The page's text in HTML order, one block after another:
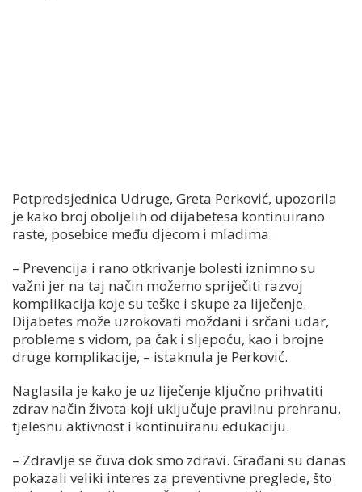
Potpredsjednica Udruge, Greta Perković, upozorila
je kako broj oboljelih od dijabetesa kontinuirano
raste, posebice među djecom i mladima.
– Prevencija i rano otkrivanje bolesti iznimno su
važni jer na taj način možemo spriječiti razvoj
komplikacija koje su teške i skupe za liječenje.
Dijabetes može uzrokovati moždani i srčani udar,
probleme s vidom, pa čak i sljepoću, kao i brojne
druge komplikacije, – istaknula je Perković.
Naglasila je kako je uz liječenje ključno prihvatiti
zdrav način života koji uključuje pravilnu prehranu,
tjelesnu aktivnost i kontinuiranu edukaciju.
– Zdravlje se čuva dok smo zdravi. Građani su danas
pokazali veliki interes za preventivne preglede, što